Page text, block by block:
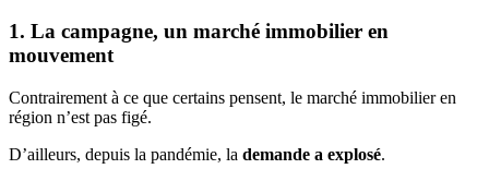
1. La campagne, un marché immobilier en
mouvement
Contrairement à ce que certains pensent, le marché immobilier en
région n’est pas figé.
D’ailleurs, depuis la pandémie, la demande a explosé.